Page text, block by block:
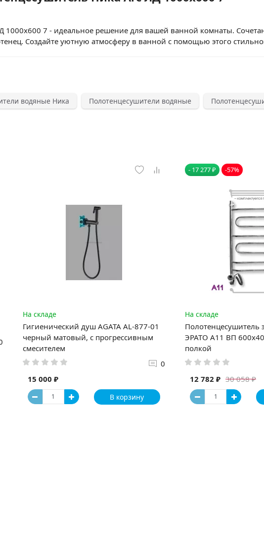
7 - идеальное решение для вашей ванной комнаты.
Создайте уютную атмосферу в ванной с помощью этого
водяные Ника Полотенцесушители водяные
На складе
Гигиенический душ AGATA AL-877-01
черный матовый, с прогрессивным
смесителем
0
15 000 ₽
В корзину
- 17 277 ₽ -57%
На складе
Полотенцесушитель
ЭРАТО А11 ВП
полкой
30 058 ₽
12 782 ₽